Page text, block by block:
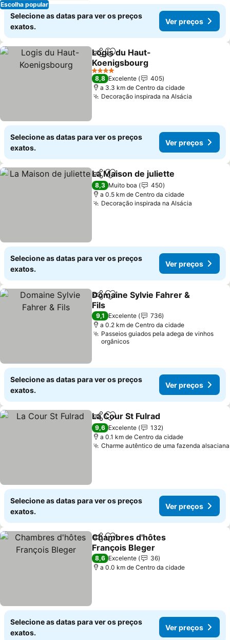
Escolha popular
Selecione as datas para ver os preços
exatos.
Ver preços
PartilharAdicionar aos favoritos
Logis du Haut-
Koenigsbourg
4 Estrelas
8,8 Excelente
405
a 3.3 km de Centro da cidade
Decoração inspirada na Alsácia
Selecione as datas para ver os preços
exatos.
Ver preços
PartilharAdicionar aos favoritos
La Maison de juliette
8,3 Muito boa
450
a 0.5 km de Centro da cidade
Decoração inspirada na Alsácia
Selecione as datas para ver os preços
exatos.
Ver preços
PartilharAdicionar aos favoritos
Domaine Sylvie Fahrer &
Fils
9,1 Excelente
736
a 0.2 km de Centro da cidade
Passeios guiados pela adega de vinhos
orgânicos
Selecione as datas para ver os preços
exatos.
Ver preços
PartilharAdicionar aos favoritos
La Cour St Fulrad
9,6 Excelente
132
a 0.1 km de Centro da cidade
Charme autêntico de uma fazenda alsaciana
Selecione as datas para ver os preços
exatos.
Ver preços
PartilharAdicionar aos favoritos
Chambres d'hôtes
François Bleger
8,6 Excelente
36
a 0.0 km de Centro da cidade
Selecione as datas para ver os preços
exatos.
Ver preços